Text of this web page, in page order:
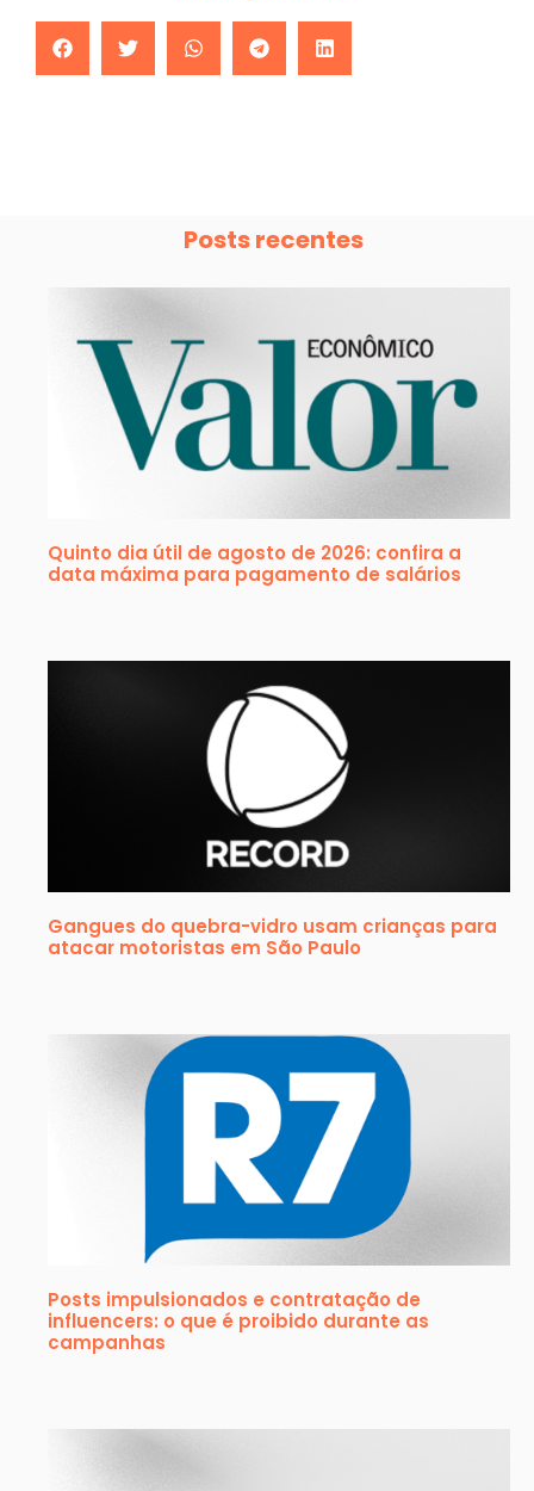
Posts recentes
Quinto dia útil de agosto de 2026: confira a
data máxima para pagamento de salários
Gangues do quebra-vidro usam crianças para
atacar motoristas em São Paulo
Posts impulsionados e contratação de
influencers: o que é proibido durante as
campanhas